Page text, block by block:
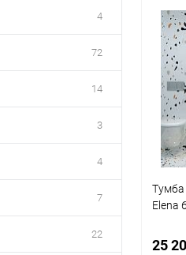
4
72
14
3
4
7
22
В
Тумба
Elena
25